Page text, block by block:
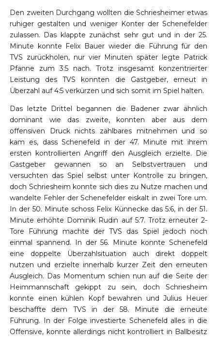
Den zweiten Durchgang wollten die Schriesheimer etwas
ruhiger gestalten und weniger Konter der Schenefelder
zulassen. Das klappte zunächst sehr gut und in der 25.
Minute konnte Felix Bauer wieder die Führung für den
TVS zurückholen, nur vier Minuten später legte Patrick
Pfanne zum 3:5 nach. Trotz insgesamt konzentrierter
Leistung des TVS konnten die Gastgeber, erneut in
Überzahl auf 4:5 verkürzen und sich somit im Spiel halten.
Das letzte Drittel begannen die Badener zwar ähnlich
dominant wie das zweite, konnten aber aus dem
offensiven Druck nichts zählbares mitnehmen und so
kam es, dass Schenefeld in der 47. Minute mit ihrem
ersten kontrollierten Angriff den Ausgleich erzielte. Die
Gastgeber gewannen so an Selbstvertrauen und
versuchten das Spiel selbst unter Kontrolle zu bringen,
doch Schriesheim konnte sich dies zu Nutze machen und
wandelte Fehler der Schenefelder eiskalt in zwei Tore um.
In der 50. Minute schoss Felix Künnecke das 5:6, in der 51.
Minute erhöhte Dominik Rudin auf 5:7. Trotz erneuter 2-
Tore Führung machte der TVS das Spiel jedoch noch
einmal spannend. In der 56. Minute konnte Schenefeld
eine doppelte Überzahlsituation auch direkt doppelt
nutzen und erzielte innerhalb kurzer Zeit den erneuten
Ausgleich. Das Momentum schien nun auf die Seite der
Heimmannschaft gekippt zu sein, doch Schriesheim
konnte einen kühlen Kopf bewahren und Julius Heuer
beschaffte dem TVS in der 58. Minute die erneute
Führung. In der Folge investierte Schenefeld alles in die
Offensive, konnte allerdings nicht kontrolliert in Ballbesitz